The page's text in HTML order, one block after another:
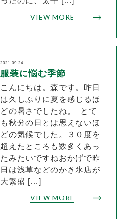
VIEW MORE
2021.09.24
服装に悩む季節
こんにちは。森です。昨日
は久しぶりに夏を感じるほ
どの暑さでしたね。 とて
も秋分の日とは思えないほ
どの気候でした。３０度を
超えたところも数多くあっ
たみたいですねおかげで昨
日は浅草などのかき氷店が
大繁盛 […]
VIEW MORE